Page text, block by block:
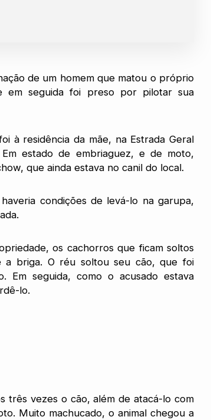
de um homem que matou o próprio
em seguida foi preso por pilotar sua
à residência da mãe, na Estrada Geral
estado de embriaguez, e de moto,
que ainda estava no canil do local.
condições de levá-lo na garupa,
os cachorros que ficam soltos
briga. O réu soltou seu cão, que foi
Em seguida, como o acusado estava
lo.
três vezes o cão, além de atacá-lo com
Muito machucado, o animal chegou a